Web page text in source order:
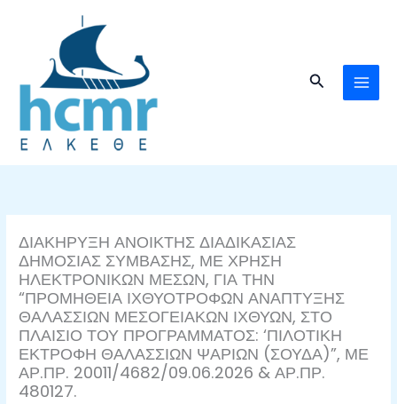
περιεχόμενο
Αναζήτηση
ΔΙΑΚΗΡΥΞΗ ΑΝΟΙΚΤΗΣ ΔΙΑΔΙΚΑΣΙΑΣ
ΔΗΜΟΣΙΑΣ ΣΥΜΒΑΣΗΣ, ΜΕ ΧΡΗΣΗ
ΗΛΕΚΤΡΟΝΙΚΩΝ ΜΕΣΩΝ, ΓΙΑ ΤΗΝ
“ΠΡΟΜΗΘΕΙΑ ΙΧΘΥΟΤΡΟΦΩΝ ΑΝΑΠΤΥΞΗΣ
ΘΑΛΑΣΣΙΩΝ ΜΕΣΟΓΕΙΑΚΩΝ ΙΧΘΥΩΝ, ΣΤΟ
ΠΛΑΙΣΙΟ ΤΟΥ ΠΡΟΓΡΑΜΜΑΤΟΣ: ‘ΠΙΛΟΤΙΚΗ
ΕΚΤΡΟΦΗ ΘΑΛΑΣΣΙΩΝ ΨΑΡΙΩΝ (ΣΟΥΔΑ)”, ΜΕ
ΑΡ.ΠΡ. 20011/4682/09.06.2026 & ΑΡ.ΠΡ.
480127.